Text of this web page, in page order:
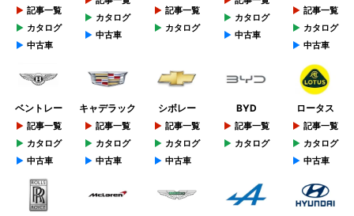
記事一覧
カタログ
中古車
カタログ
中古車
記事一覧
カタログ
カタログ
中古車
記事一覧
カタログ
中古車
ベントレー
記事一覧
カタログ
中古車
キャデラック
記事一覧
カタログ
中古車
シボレー
記事一覧
カタログ
中古車
BYD
記事一覧
カタログ
ロータス
記事一覧
カタログ
中古車